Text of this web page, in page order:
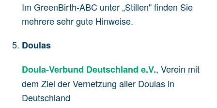
Im GreenBirth-ABC unter „Stillen" finden Sie
mehrere sehr gute Hinweise.
Doulas
Doula-Verbund Deutschland e.V., Verein mit
dem Ziel der Vernetzung aller Doulas in
Deutschland